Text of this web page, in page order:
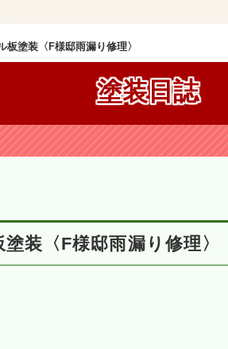
塗装〈F様邸雨漏り修理〉
塗装日誌
装〈F様邸雨漏り修理〉